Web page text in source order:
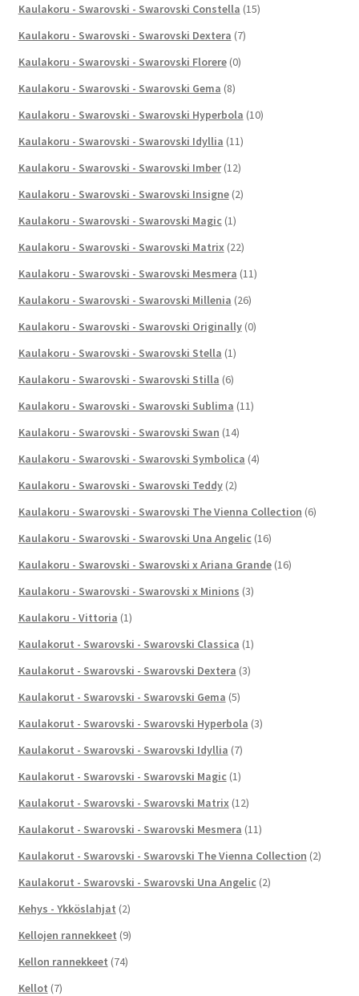
Kaulakoru - Swarovski - Swarovski Constella (15)
Kaulakoru - Swarovski - Swarovski Dextera (7)
Kaulakoru - Swarovski - Swarovski Florere (0)
Kaulakoru - Swarovski - Swarovski Gema (8)
Kaulakoru - Swarovski - Swarovski Hyperbola (10)
Kaulakoru - Swarovski - Swarovski Idyllia (11)
Kaulakoru - Swarovski - Swarovski Imber (12)
Kaulakoru - Swarovski - Swarovski Insigne (2)
Kaulakoru - Swarovski - Swarovski Magic (1)
Kaulakoru - Swarovski - Swarovski Matrix (22)
Kaulakoru - Swarovski - Swarovski Mesmera (11)
Kaulakoru - Swarovski - Swarovski Millenia (26)
Kaulakoru - Swarovski - Swarovski Originally (0)
Kaulakoru - Swarovski - Swarovski Stella (1)
Kaulakoru - Swarovski - Swarovski Stilla (6)
Kaulakoru - Swarovski - Swarovski Sublima (11)
Kaulakoru - Swarovski - Swarovski Swan (14)
Kaulakoru - Swarovski - Swarovski Symbolica (4)
Kaulakoru - Swarovski - Swarovski Teddy (2)
Kaulakoru - Swarovski - Swarovski The Vienna Collection (6)
Kaulakoru - Swarovski - Swarovski Una Angelic (16)
Kaulakoru - Swarovski - Swarovski x Ariana Grande (16)
Kaulakoru - Swarovski - Swarovski x Minions (3)
Kaulakoru - Vittoria (1)
Kaulakorut - Swarovski - Swarovski Classica (1)
Kaulakorut - Swarovski - Swarovski Dextera (3)
Kaulakorut - Swarovski - Swarovski Gema (5)
Kaulakorut - Swarovski - Swarovski Hyperbola (3)
Kaulakorut - Swarovski - Swarovski Idyllia (7)
Kaulakorut - Swarovski - Swarovski Magic (1)
Kaulakorut - Swarovski - Swarovski Matrix (12)
Kaulakorut - Swarovski - Swarovski Mesmera (11)
Kaulakorut - Swarovski - Swarovski The Vienna Collection (2)
Kaulakorut - Swarovski - Swarovski Una Angelic (2)
Kehys - Ykköslahjat (2)
Kellojen rannekkeet (9)
Kellon rannekkeet (74)
Kellot (7)